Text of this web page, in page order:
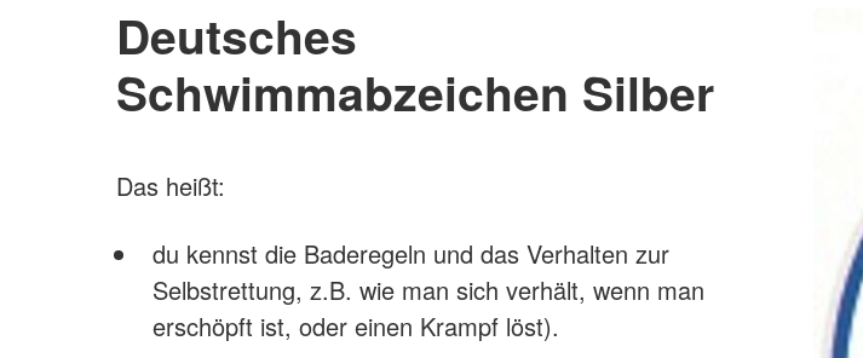
Deutsches
Schwimmabzeichen Silber
Das heißt:
du kennst die Baderegeln und das Verhalten zur
Selbstrettung, z.B. wie man sich verhält, wenn man
erschöpft ist, oder einen Krampf löst).